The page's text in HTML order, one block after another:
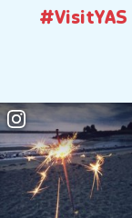
#VisitYAS